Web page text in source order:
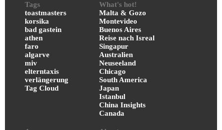
Tags
toastmasters
korsika
bad gastein
athen
faro
algarve
miv
elterntaxis
verlängerung
Tag Cloud
What's hot!
Malta & Gozo
Montevideo
Buenos Aires
Reise nach Isreal
Singapur
Australien
Neuseeland
Chicago
South America
Japan
Istanbul
China Insights
Canada